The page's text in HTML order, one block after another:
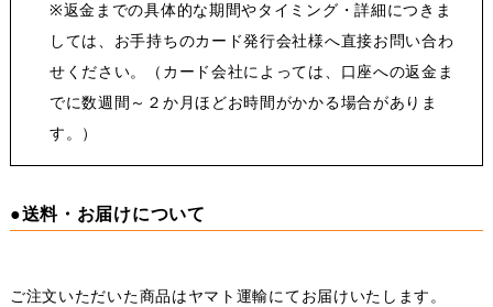
※返金までの具体的な期間やタイミング・詳細につきま
しては、お手持ちのカード発行会社様へ直接お問い合わ
せください。（カード会社によっては、口座への返金ま
でに数週間～２か月ほどお時間がかかる場合がありま
す。）
●送料・お届けについて
ご注文いただいた商品はヤマト運輸にてお届けいたします。